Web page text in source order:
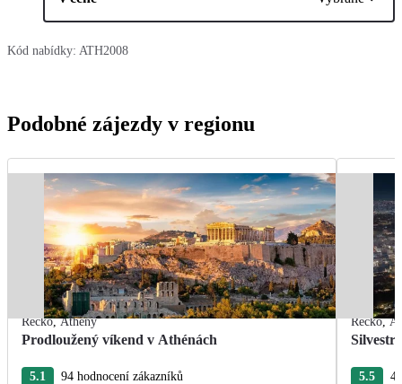
Kód nabídky: ATH2008
Podobné zájezdy v regionu
Řecko,Athény
Prodloužený víkend v Athénách
5.1
94 hodnocení zákazníků
Řecko,
Silvestr
5.5 4